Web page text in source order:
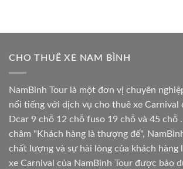
CHO THUÊ XE NAM BÌNH
NamBinh Tour là một đơn vị chuyên
nổi tiếng với dịch vụ cho thuê xe Carnival
Dcar 9 chỗ 12 chỗ fuso 19 chỗ và 45 chỗ
châm "Khách hàng là thượng đế",
chất lượng và sự hài lòng của khách hàng
xe Carnival của NamBinh Tour được bảo